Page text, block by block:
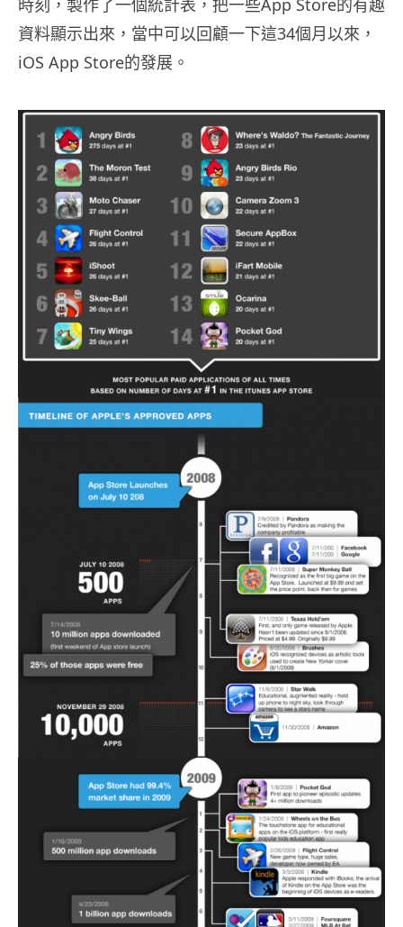
時刻，製作了一個統計表，把一些App Store的有趣
資料顯示出來，當中可以回顧一下這34個月以來，
iOS App Store的發展。